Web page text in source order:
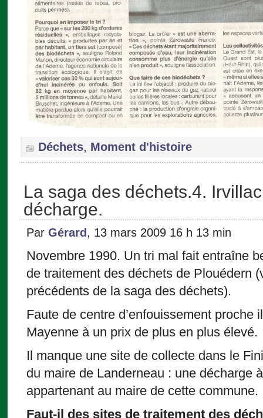
Déchets, Moment d'histoire
La saga des déchets.4.
décharge.
Par Gérard , 13 mars 2009 16 h 13 min
Novembre 1990. Un tri mal fait entraîne
de traitement des déchets de Plouédern
précédents de la saga des déchets).
Faute de centre d’enfouissement proche
Mayenne à un prix de plus en plus élevé.
Il manque une site de collecte dans le
du maire de Landerneau : une décharge
appartenant au maire de cette commune.
Faut-il des sites de traitement des